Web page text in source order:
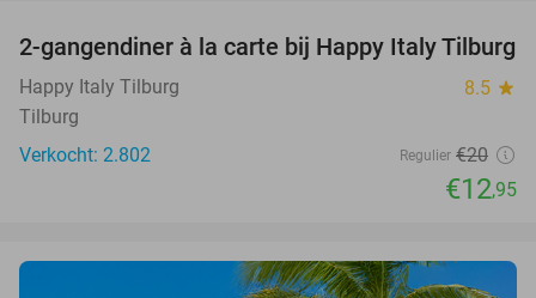
35%
2-gangendiner à la carte bij Happy Italy Tilburg
Happy Italy Tilburg 8.5 star
Tilburg
Verkocht: 2.802
Regulier €20
€12,95